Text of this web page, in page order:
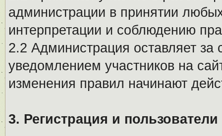
администрации в принятии
интерпретации и соблюдению
2.2 Администрация оставляет
уведомлением участников на
изменения правил начинают
3. Регистрация и пользователи